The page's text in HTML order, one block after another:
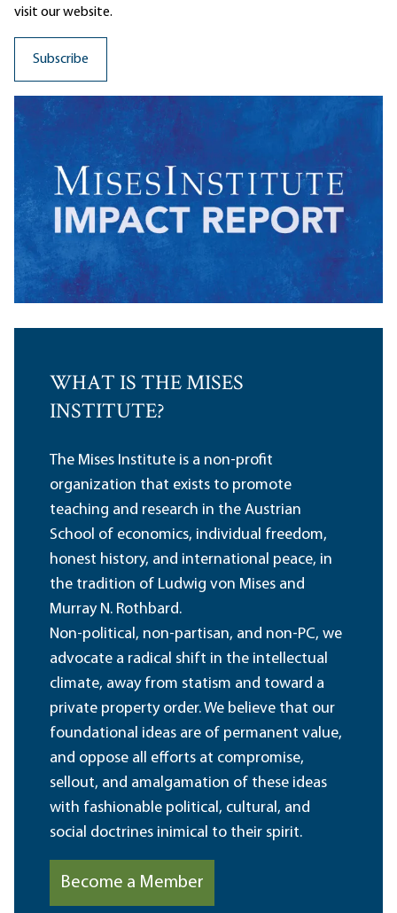
visit our website.
WHAT IS THE MISES
INSTITUTE?
The Mises Institute is a non-profit
organization that exists to promote
teaching and research in the Austrian
School of economics, individual freedom,
honest history, and international peace, in
the tradition of Ludwig von Mises and
Murray N. Rothbard.
Non-political, non-partisan, and non-PC, we
advocate a radical shift in the intellectual
climate, away from statism and toward a
private property order. We believe that our
foundational ideas are of permanent value,
and oppose all efforts at compromise,
sellout, and amalgamation of these ideas
with fashionable political, cultural, and
social doctrines inimical to their spirit.
Become a Member